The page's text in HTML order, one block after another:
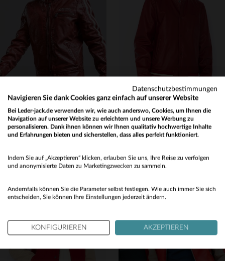
VERFÜGBARE GRÖSSEN
VERFÜGBARE GRÖSSEN
REDSKINS
Weicher Schafsleder-Blouson von Redskins mit Racing-Touch.
359,00 €
VERFÜGBARE GRÖSSEN
SCHOTT
Schott LCTEDDYS23 RED: rotes Lammleder, lässig und alltagstauglich.
375,00 €
No
Datenschutzbestimmungen
Navigieren Sie dank Cookies ganz einfach auf unserer Website
Bei Leder-jack.de verwenden wir, wie auch anderswo, Cookies, um Ihnen die
Navigation auf unserer Website zu erleichtern und unsere Werbung zu
personalisieren. Dank ihnen können wir Ihnen qualitativ hochwertige Inhalte
und Erfahrungen bieten und sicherstellen, dass alles perfekt funktioniert.
Indem Sie auf „Akzeptieren“ klicken, erlauben Sie uns, Ihre Reise zu verfolgen
und anonymisierte Daten zu Marketingzwecken zu sammeln.
Andernfalls können Sie die Parameter selbst festlegen. Wie auch immer Sie sich
entscheiden, Sie können Ihre Einstellungen jederzeit ändern.
KONFIGURIEREN AKZEPTIEREN